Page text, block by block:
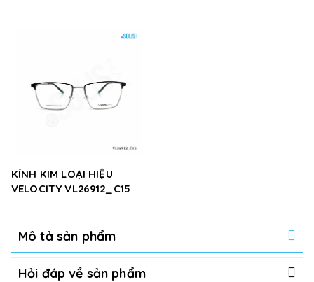
KÍNH KIM LOẠI HIỆU
VELOCITY VL26912_C15
Mô tả sản phẩm
Hỏi đáp về sản phẩm